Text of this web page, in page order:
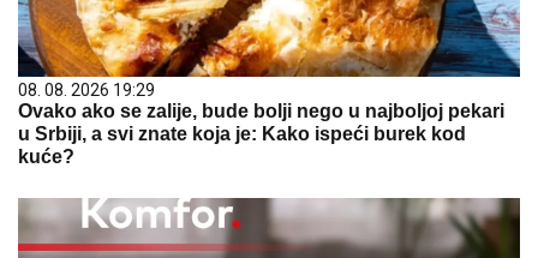
08. 08. 2026 19:29
Ovako ako se zalije, bude bolji nego u najboljoj pekari
u Srbiji, a svi znate koja je: Kako ispeći burek kod
kuće?